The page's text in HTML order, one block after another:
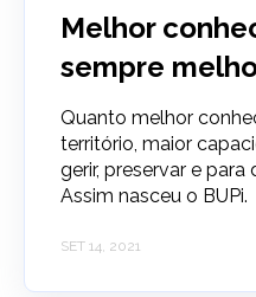
Melhor
sempre
Quanto melhor
território, maior
gerir, preservar e
Assim nasceu o BUPi.
SET 14, 2021